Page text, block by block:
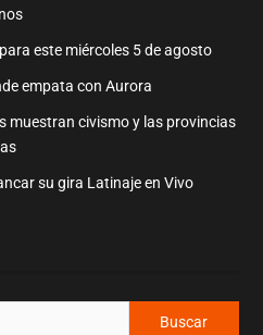
este miércoles 5 de agosto
empata con Aurora
muestran civismo y las provincias
su gira Latinaje en Vivo